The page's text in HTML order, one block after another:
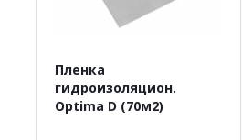
Пленка
гидроизоляцион.
Optima D (70м2)